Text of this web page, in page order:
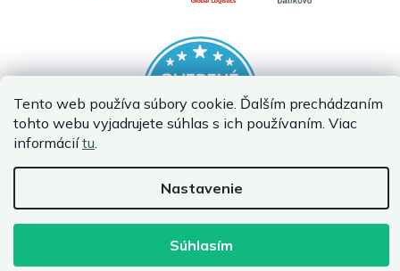
Tento web používa súbory cookie. Ďalším prechádzaním
tohto webu vyjadrujete súhlas s ich používaním. Viac
informáciítu.
Nastavenie
Súhlasím
Vytvoril Shoptet Premium